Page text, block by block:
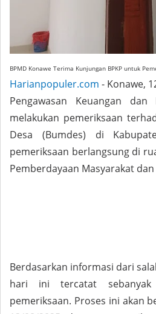
BPMD Konawe Terima Kunjungan BPKP untuk
Harianpopuler.com - Konawe,
Pengawasan Keuangan dan
melakukan pemeriksaan
Desa (Bumdes) di
pemeriksaan berlangsung di
Pemberdayaan Masyarakat dan
Berdasarkan informasi dari
hari ini tercatat
pemeriksaan. Proses ini akan